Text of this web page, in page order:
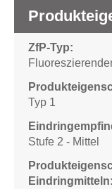
ZfP-Typ
Typ 1
Stufe 2 - Mittel
Eindringmitteln